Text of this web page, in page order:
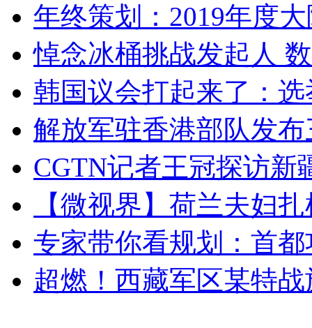
年终策划：2019年度
悼念冰桶挑战发起人
韩国议会打起来了：
解放军驻香港部队发
CGTN记者王冠探访新
【微视界】荷兰夫妇
专家带你看规划：首
超燃！西藏军区某特